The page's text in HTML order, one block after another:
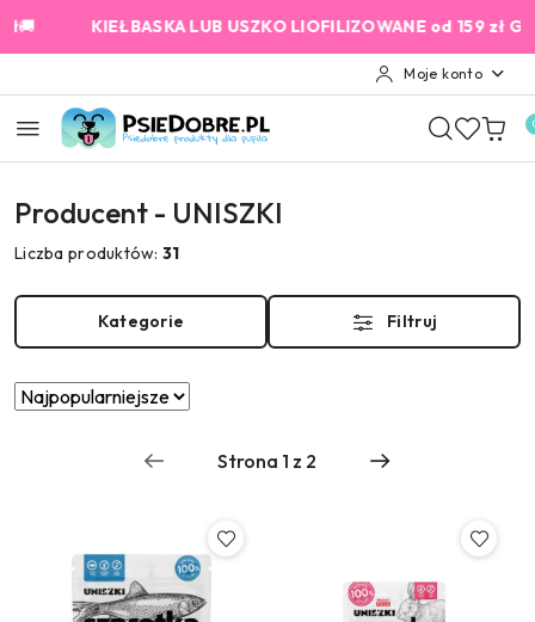
Przejdź do treści głównej
Przejdź do wyszukiwarki
Przejdź do moje konto
Przejdź do menu głównego
Przejdź do stopki
KIEŁBASKA LUB USZKO LIOFILIZOWANE od 159 zł GRATIS!
Moje konto
Producent - UNISZKI
Liczba produktów:31
Kategorie Filtruj
Zastosowano
Najpopularniejsze.
Sortuj